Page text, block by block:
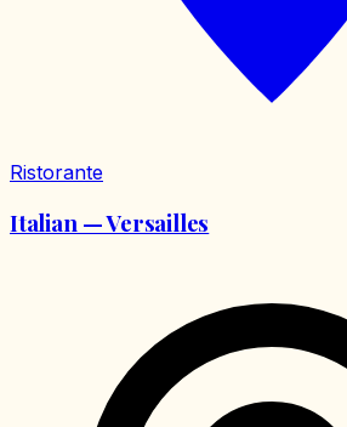
Ristorante
Italian — Versailles